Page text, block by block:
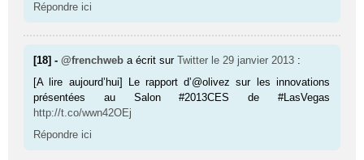
Répondre ici
[18] -@frenchweb a écrit surTwitter le 29 janvier 2013 :
[A lire aujourd’hui] Le rapport d’@olivez sur les innovations
présentées au Salon #2013CES de #LasVegas
http://t.co/wwn42OEj
Répondre ici